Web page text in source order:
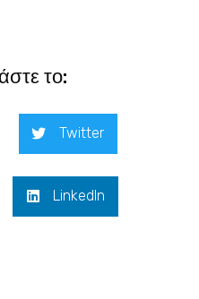
το:
Twitter
LinkedIn